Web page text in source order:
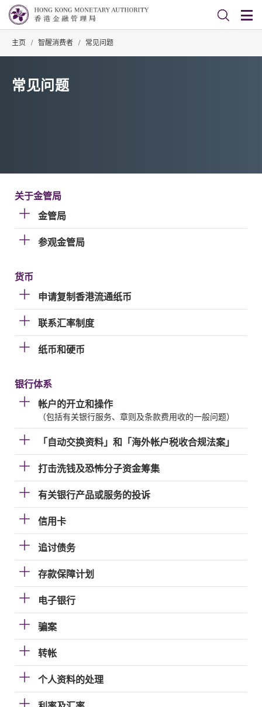
主页 / 智醒消费者 / 常见问题
常见问题
关于金管局
金管局
参观金管局
货币
申请复制香港流通纸币
联系汇率制度
纸币和硬币
银行体系
帐户的开立和操作
（包括有关银行服务、章则及条款费用收的一般问题）
「自动交换资料」和「海外帐户税收合规法案」
打击洗钱及恐怖分子资金筹集
有关银行产品或服务的投诉
信用卡
追讨债务
存款保障计划
电子银行
骗案
转帐
个人资料的处理